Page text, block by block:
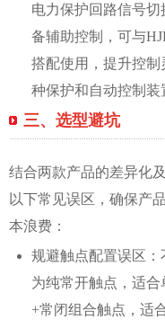
电力保护回路信号
备辅助控制，可与
搭配使用，提升控
种保护和自动控制装
三、选型避坑
结合两款产品的差异化
以下常见误区，确保产
本浪费：
规避触点配置误区
为纯常开触点，适
+常闭组合触点，适